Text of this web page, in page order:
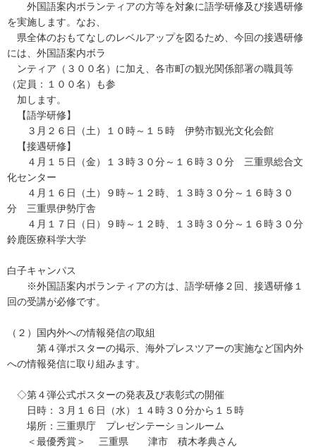
外国語案内ボランティアの方等を対象に語学研修及び接遇研修
を実施します。なお、
県全体のおもてなしのレベルアップを図るため、今回の接遇研修
には、外国語案内ボラ
ンティア（３００名）に加え、各市町の観光関係部署の職員等
（定員：１００名）も参
加します。
【語学研修】
３月２６日（土）１０時～１５時 伊勢市観光文化会館
【接遇研修】
４月１５日（金）１３時３０分～１６時３０分 三重県総合文
化センター
４月１６日（土）９時～１２時、１３時３０分～１６時３０
分 三重県伊勢庁舎
４月１７日（日）９時～１２時、１３時３０分～１６時３０分
鈴鹿医療科学大学
白子キャンパス
※外国語案内ボランティアの方は、語学研修２回、接遇研修１
回の受講が必修です。
（２）国内外への情報発信の取組
第４弾ポスターの掲示、海外プレスツアーの実施など国内外
への情報発信に取り組みます。
◇第４弾公式ポスターの発表及び表彰式の開催
日時：３月１６日（水）１４時３０分から１５時
場所：三重県庁 プレゼンテーションルーム
＜最優秀賞＞ 三重県 津市 積木孝典さん